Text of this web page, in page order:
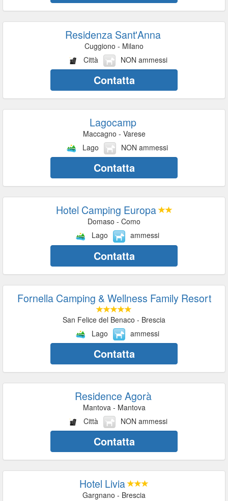
Residenza Sant'Anna
Cuggiono - Milano
Città
NON ammessi
Contatta
Lagocamp
Maccagno - Varese
Lago
NON ammessi
Contatta
Hotel Camping Europa
Domaso - Como
Lago
ammessi
Contatta
Fornella Camping & Wellness Family Resort
San Felice del Benaco - Brescia
Lago
ammessi
Contatta
Residence Agorà
Mantova - Mantova
Città
NON ammessi
Contatta
Hotel Livia
Gargnano - Brescia